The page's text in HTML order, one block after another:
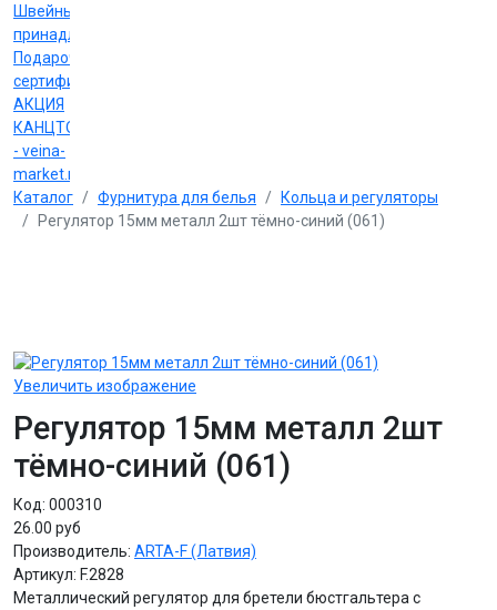
Швейные
принадлежности
Подарочные
сертификаты
АКЦИЯ
КАНЦТОВАРЫ
- veina-
market.ru
Каталог
Фурнитура для белья
Кольца и регуляторы
Регулятор 15мм металл 2шт тёмно-синий (061)
Увеличить изображение
Регулятор 15мм металл 2шт
тёмно-синий (061)
Код: 000310
26.00 руб
Производитель: ARTA-F (Латвия)
Артикул: F.2828
Металлический регулятор для бретели бюстгальтера с